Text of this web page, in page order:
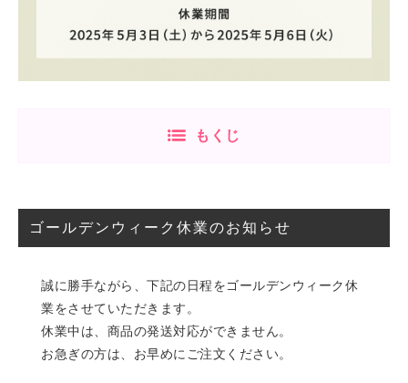
もくじ
ゴールデンウィーク休業のお知らせ
誠に勝手ながら、下記の日程をゴールデンウィーク休
業をさせていただきます。
休業中は、商品の発送対応ができません。
お急ぎの方は、お早めにご注文ください。